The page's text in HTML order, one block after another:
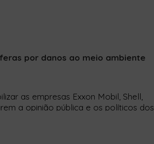
calculadora inovadora para
por danos ao meio ambiente
as empresas Exxon Mobil, Shell,
a opinião pública e os políticos dos
cinco das maiores empresas